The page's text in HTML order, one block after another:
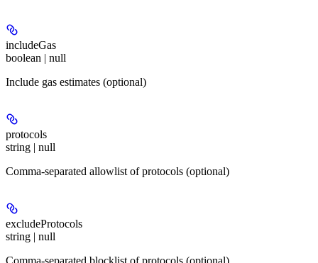
includeGas
boolean | null
Include gas estimates (optional)
protocols
string | null
Comma-separated allowlist of protocols (optional)
excludeProtocols
string | null